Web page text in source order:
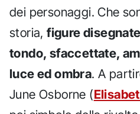
dei personaggi. Che
storia,figure
tondo, sfaccettate,
luce ed ombra. A
June Osborne (